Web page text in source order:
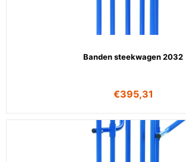
Banden steekwagen 2032
€395,31